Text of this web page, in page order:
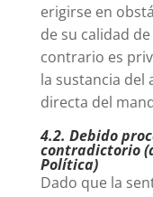
erigirse en
de su calidad
contrario es
la sustancia del
directa del
4.2. Debido
contradictorio
Política)
Dado que la